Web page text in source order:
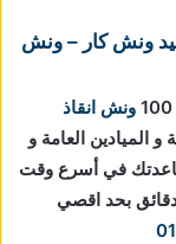
ونش كار – ونش
ونش انقاذ
الميادين العامة و
في أسرع وقت
خلال 10 دقائق بحد اقصي